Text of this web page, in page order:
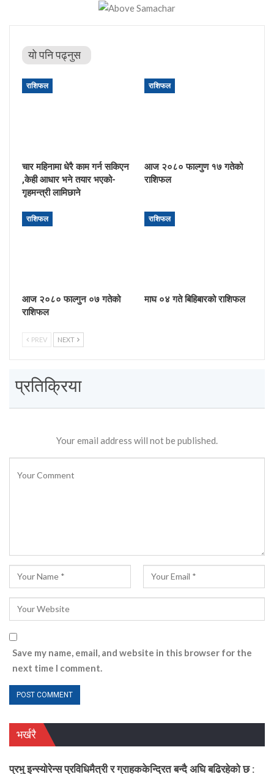
यो पनि पढ्नुस
राशिफल
चार महिनामा धेरै काम गर्न सकिएन
,केही आधार भने तयार भएको-
गृहमन्त्री लामिछाने
राशिफल
आज २०८० फाल्गुण १७ गतेको
राशिफल
राशिफल
आज २०८० फाल्गुन ०७ गतेको
राशिफल
राशिफल
माघ ०४ गते बिहिबारको राशिफल
PREV NEXT
प्रतिक्रिया
Your email address will not be published.
Save my name, email, and website in this browser for the
next time I comment.
भर्खरै
प्रभु इन्स्योरेन्स प्रविधिमैत्री र ग्राहककेन्द्रित बन्दै अघि बढिरहेको छ :